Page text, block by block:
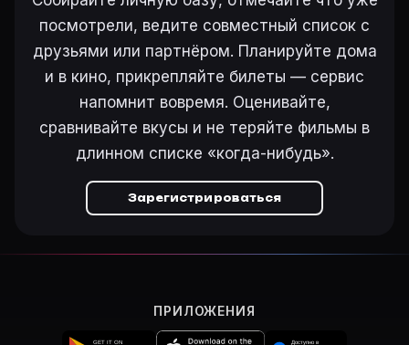
Режиссёр — Джон Фэрроу. В фильме «Банда
Как добавить «Банда Гитлера» в свой список
Откройте «Банда Гитлера (1944)» на Movie
Как поставить напоминание о премьере «Банда
На карточке «Банда Гитлера (1944)» на Movie
Ещё на Movie Planner
Интересные факты о фильмах·Как вести watchlist
Войти в кабинет— сохранить «Банда Гитлера» в
посмотрели, ведите совместный список с
друзьями или партнёром. Планируйте дома
и в кино, прикрепляйте билеты — сервис
напомнит вовремя. Оценивайте,
сравнивайте вкусы и не теряйте фильмы в
длинном списке «когда-нибудь».
Зарегистрироваться
ПРИЛОЖЕНИЯ